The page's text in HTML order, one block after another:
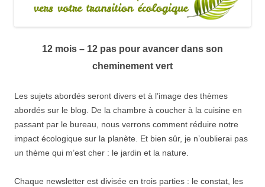
12 mois – 12 pas pour avancer dans son
cheminement vert
Les sujets abordés seront divers et à l’image des thèmes
abordés sur le blog. De la chambre à coucher à la cuisine en
passant par le bureau, nous verrons comment réduire notre
impact écologique sur la planète. Et bien sûr, je n’oublierai pas
un thème qui m’est cher : le jardin et la nature.
Chaque newsletter est divisée en trois parties : le constat, les